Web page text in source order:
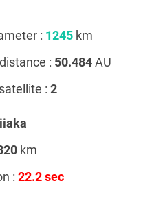
: 1245 km
: 50.484AU
: 2
km
: 22.2 sec